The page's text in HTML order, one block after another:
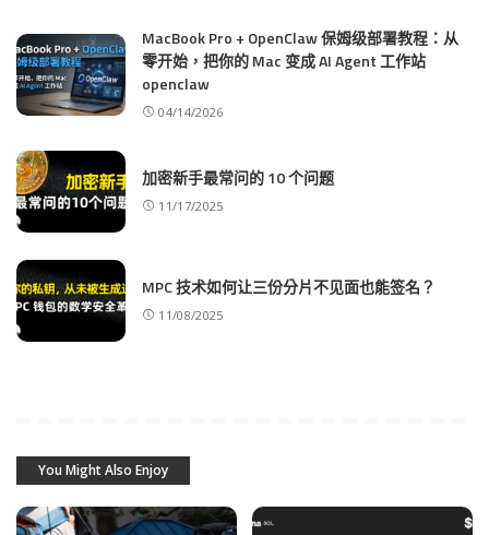
MacBook Pro + OpenClaw 保姆级部署教程：从
零开始，把你的 Mac 变成 AI Agent 工作站
openclaw
04/14/2026
加密新手最常问的 10 个问题
11/17/2025
MPC 技术如何让三份分片不见面也能签名？
11/08/2025
You Might Also Enjoy